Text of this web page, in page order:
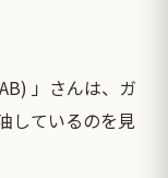
」さんは、ガ
しているのを見